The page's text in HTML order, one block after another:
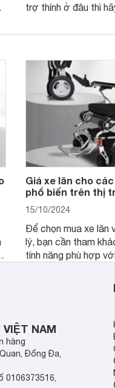
trợ thính ở đâu thì
Giá xe lăn cho
phổ biến trên thị
15/10/2024
Để chọn mua xe lăn
lý, bạn cần tham
tính năng phù hợp
VIỆT NAM
hàng
Đống Đa,
0106373516,